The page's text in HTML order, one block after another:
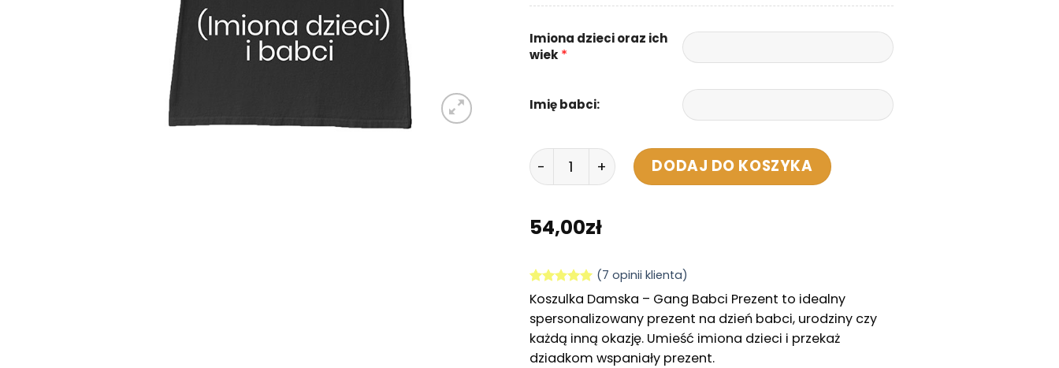
Imiona dzieci oraz ich
wiek *
Imię babci:
ilość Koszulka Damska - Gang Babci Prezent na Dzień Babci -
DODAJ DO KOSZYKA
54,00zł
Oceniony
5.00na 5
na
podstawie
7
ocen
klientów
(7 opinii klienta)
Koszulka Damska – Gang Babci Prezent to idealny
spersonalizowany prezent na dzień babci, urodziny czy
każdą inną okazję. Umieść imiona dzieci i przekaż
dziadkom wspaniały prezent.